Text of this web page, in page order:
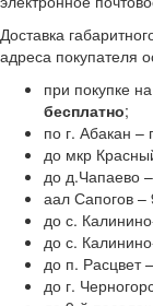
Доставка
адреса покупателя
при покупке
бесплатно;
по г. Абакан –
до мкр
до д.Чапаево
аал Сапогов –
до с.
до с.
до п. Расцвет
до г.